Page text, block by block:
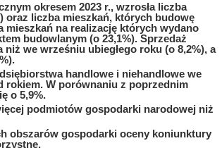
okresem 2023 r., wzrosła liczba
oraz liczba mieszkań, których budowę
mieszkań na realizację których wydano
budowlanym (o 23,1%). Sprzedaż
we wrześniu ubiegłego roku (o 8,2%), a
handlowe i niehandlowe we
rokiem. W porównaniu z poprzednim
o 5,9%.
podmiotów gospodarki narodowej niż
obszarów gospodarki oceny koniunktury